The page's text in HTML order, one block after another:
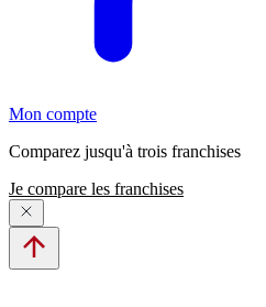
Mon compte
Comparez jusqu'à trois franchises
Je compare les franchises